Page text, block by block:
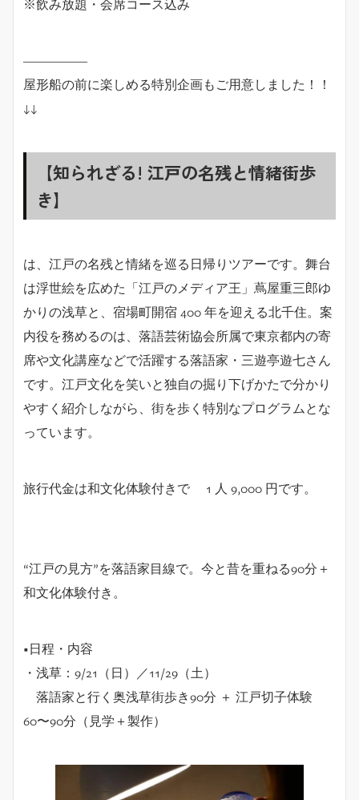
※飲み放題・会席コース込み
―――――
屋形船の前に楽しめる特別企画もご用意しました！！
↓↓
【知られざる! 江戸の名残と情緒街歩
き】
は、江戸の名残と情緒を巡る日帰りツアーです。舞台
は浮世絵を広めた「江戸のメディア王」蔦屋重三郎ゆ
かりの浅草と、宿場町開宿 400 年を迎える北千住。案
内役を務めるのは、落語芸術協会所属で東京都内の寄
席や文化講座などで活躍する落語家・三遊亭遊七さん
です。江戸文化を笑いと独自の掘り下げかたで分かり
やすく紹介しながら、街を歩く特別なプログラムとな
っています。
旅行代金は和文化体験付きで 1 人 9,000 円です。
“江戸の見方”を落語家目線で。今と昔を重ねる90分＋
和文化体験付き。
■日程・内容
・浅草：9/21（日）／11/29（土）
落語家と行く奥浅草街歩き90分 ＋ 江戸切子体験
60〜90分（見学＋製作）